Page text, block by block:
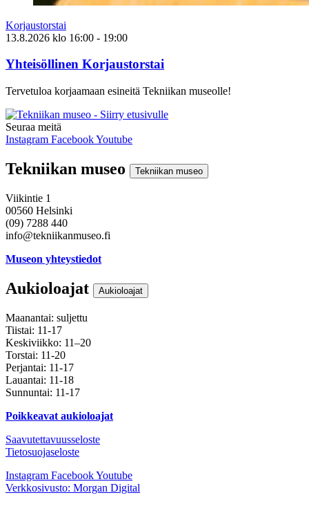
Korjaustorstai
13.8.2026 klo 16:00 - 19:00
Yhteisöllinen Korjaustorstai
Tervetuloa korjaamaan esineitä Tekniikan museolle!
Seuraa meitä
Instagram FacebookYoutube
Tekniikan museo Tekniikan museo
Viikintie 1
00560 Helsinki
(09) 7288 440
info@tekniikanmuseo.fi
Museon yhteystiedot
Aukioloajat Aukioloajat
Maanantai: suljettu
Tiistai: 11-17
Keskiviikko: 11–20
Torstai: 11-20
Perjantai: 11-17
Lauantai: 11-18
Sunnuntai: 11-17
Poikkeavat aukioloajat
Saavutettavuusseloste
Tietosuojaseloste
Instagram FacebookYoutube
Verkkosivusto: Morgan Digital